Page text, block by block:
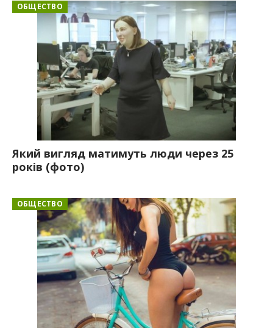
ОБЩЕСТВО
Який вигляд матимуть люди через 25
років (фото)
ОБЩЕСТВО